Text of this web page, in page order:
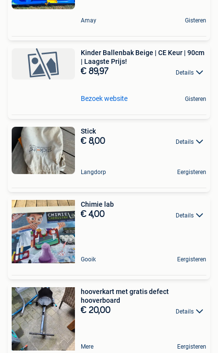
Amay Gisteren
Kinder Ballenbak Beige | CE Keur | 90cm
| Laagste Prijs!
€ 89,97 Details
Bezoek website Gisteren
Stick
€ 8,00 Details
Langdorp Eergisteren
Chimie lab
€ 4,00 Details
Gooik Eergisteren
hooverkart met gratis defect
hooverboard
€ 20,00 Details
Mere Eergisteren